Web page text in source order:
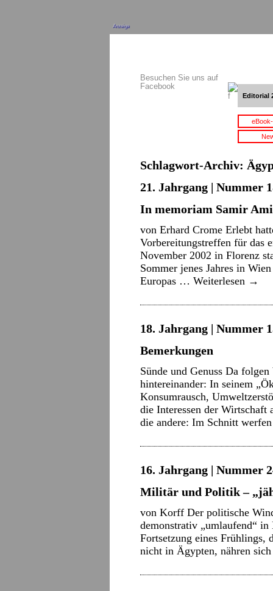
Anzeige
Besuchen Sie uns auf
Facebook
Editorial
Schlagwort-Archiv:
21. Jahrgang | Nummer
In memoriam Samir
von Erhard Crome Erlebt
Vorbereitungstreffen für das
November 2002 in Florenz
Sommer jenes Jahres in
Europas … Weiterlesen →
18. Jahrgang | Nummer
Bemerkungen
Sünde und Genuss Da
hintereinander: In seinem
Konsumrausch,
die Interessen der Wirtschaft
die andere: Im Schnitt
16. Jahrgang | Nummer
Militär und Politik –
von Korff Der politische
demonstrativ „umlaufend“
Fortsetzung eines Frühlings,
nicht in Ägypten, nähren